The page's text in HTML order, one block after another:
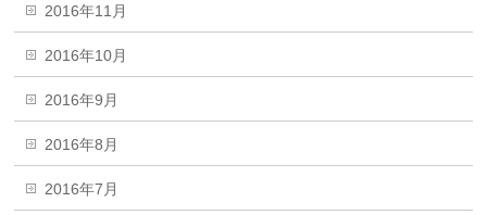
2016年11月
2016年10月
2016年9月
2016年8月
2016年7月